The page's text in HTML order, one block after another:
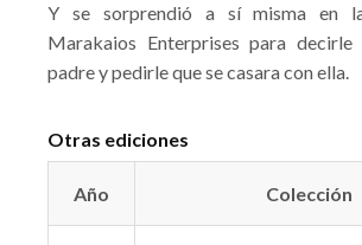
Y se sorprendió a sí misma en
Marakaios Enterprises para
padre y pedirle que se casara con ella.
Otras ediciones
Año Colección